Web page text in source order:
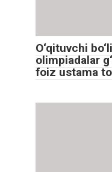
O‘qituvchi
olimpiadalar
foiz ustama